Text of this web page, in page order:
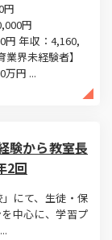
円
円
円 年収：4,160,
界未経験者】
万円 ...
験から教室長
2回
にて、生徒・保
中心に、学習プ